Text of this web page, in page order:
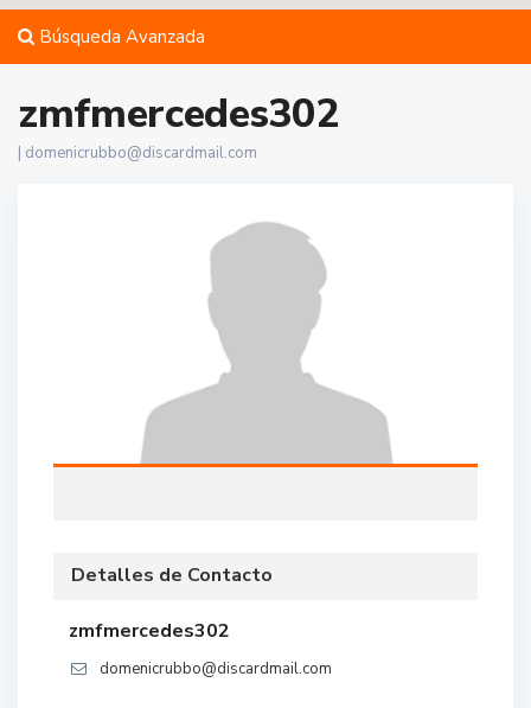
Búsqueda Avanzada
zmfmercedes302
domenicrubbo@discardmail.com
Detalles de Contacto
zmfmercedes302
domenicrubbo@discardmail.com